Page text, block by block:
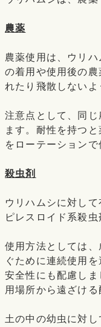
農薬
農薬使用は、ウリ
の着用や使用後の
れたり飛散しない
注意点として、同
ます。耐性を持つ
をローテーション
殺虫剤
ウリハムシに対し
ピレスロイド系殺
使用方法としては
ぐために連続使用
安全性にも配慮し
用場所から遠ざける
土の中の幼虫に対